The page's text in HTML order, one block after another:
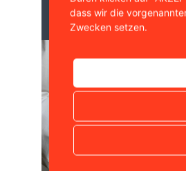
dass wir die
Zwecken setzen.